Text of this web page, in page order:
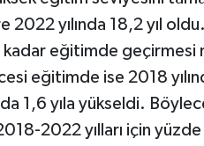
yılında 18,2 yıl
eğitimde geçirmesi
eğitimde ise 2018
1,6 yıla yükseldi.
2022 yılları için